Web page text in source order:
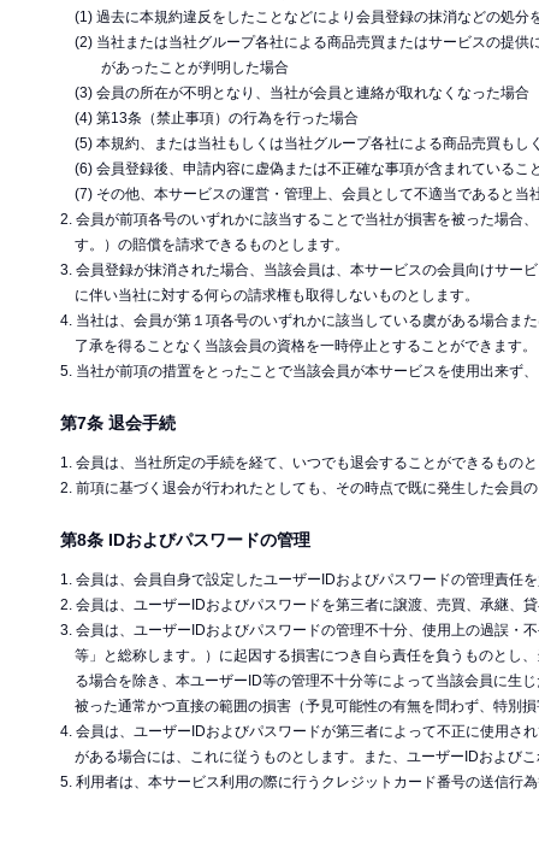
(1) 過去に本規約違反をしたことなどにより会員登録の抹消などの処分
(2) 当社または当社グループ各社による商品売買またはサービスの提
があったことが判明した場合
(3) 会員の所在が不明となり、当社が会員と連絡が取れなくなった場合
(4) 第13条（禁止事項）の行為を行った場合
(5) 本規約、または当社もしくは当社グループ各社による商品売買も
(6) 会員登録後、申請内容に虚偽または不正確な事項が含まれているこ
(7) その他、本サービスの運営・管理上、会員として不適当であると当
2. 会員が前項各号のいずれかに該当することで当社が損害を被った場合
す。）の賠償を請求できるものとします。
3. 会員登録が抹消された場合、当該会員は、本サービスの会員向けサー
に伴い当社に対する何らの請求権も取得しないものとします。
4. 当社は、会員が第１項各号のいずれかに該当している虞がある場合ま
了承を得ることなく当該会員の資格を一時停止とすることができます
5. 当社が前項の措置をとったことで当該会員が本サービスを使用出来ず
第7条 退会手続
1. 会員は、当社所定の手続を経て、いつでも退会することができるもの
2. 前項に基づく退会が行われたとしても、その時点で既に発生した会員
第8条 IDおよびパスワードの管理
1. 会員は、会員自身で設定したユーザーIDおよびパスワードの管理責任
2. 会員は、ユーザーIDおよびパスワードを第三者に譲渡、売買、承継、
3. 会員は、ユーザーIDおよびパスワードの管理不十分、使用上の過誤・
等」と総称します。）に起因する損害につき自ら責任を負うものとし
る場合を除き、本ユーザーID等の管理不十分等によって当該会員に生
被った通常かつ直接の範囲の損害（予見可能性の有無を問わず、特別
4. 会員は、ユーザーIDおよびパスワードが第三者によって不正に使用さ
がある場合には、これに従うものとします。また、ユーザーIDおよび
5. 利用者は、本サービス利用の際に行うクレジットカード番号の送信行